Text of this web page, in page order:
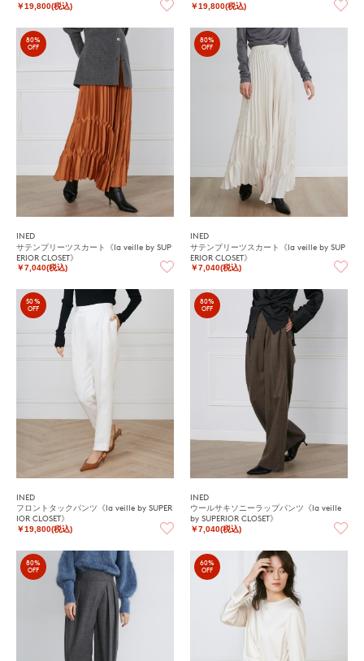
￥19,800(税込) ￥19,800(税込)
80%
OFF
INED
サテンプリーツスカート《la veille by SUP
ERIOR CLOSET》
￥7,040(税込)
80%
OFF
INED
サテンプリーツスカート《la veille by SUP
ERIOR CLOSET》
￥7,040(税込)
50%
OFF
INED
フロントタックパンツ《la veille by SUPER
IOR CLOSET》
￥19,800(税込)
80%
OFF
INED
ウールサキソニーラップパンツ《la veille
by SUPERIOR CLOSET》
￥7,040(税込)
80%
OFF
60%
OFF